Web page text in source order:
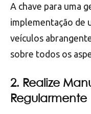
A chave para uma
implementação de
veículos
sobre todos os
2. Realize
Regularmente